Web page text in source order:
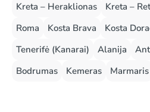
Kreta – Heraklionas
Kreta –
Roma
Kosta Brava Kosta
Tenerifė (Kanarai)
Alanija
Bodrumas
Kemeras Marmaris